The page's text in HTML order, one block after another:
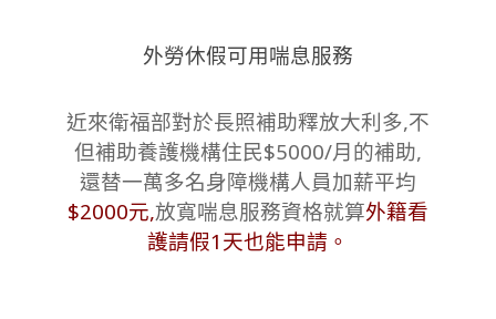
外勞休假可用喘息服務
近來衛福部對於長照補助釋放大利多,不
但補助養護機構住民$5000/月的補助,
還替一萬多名身障機構人員加薪平均
$2000元,放寬喘息服務資格就算外籍看
護請假1天也能申請。